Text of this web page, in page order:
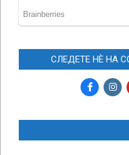
СЛЕДЕТЕ НЀ НА